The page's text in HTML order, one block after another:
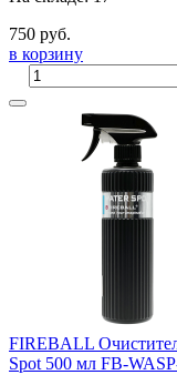
750 руб.
в корзину
FIREBALL
Spot 500 мл FB-